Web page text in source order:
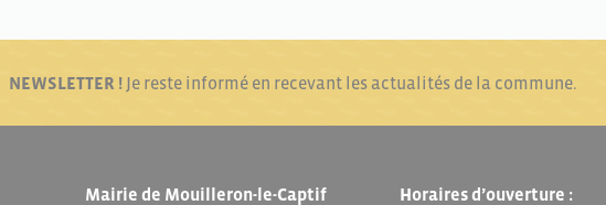
NEWSLETTER !Je reste informé en recevant les actualités de la commune.
Mairie de Mouilleron-le-Captif Horaires d’ouverture :